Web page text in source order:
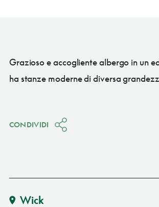
Grazioso e accogliente albergo in un
ha stanze moderne di diversa
CONDIVIDI
Wick